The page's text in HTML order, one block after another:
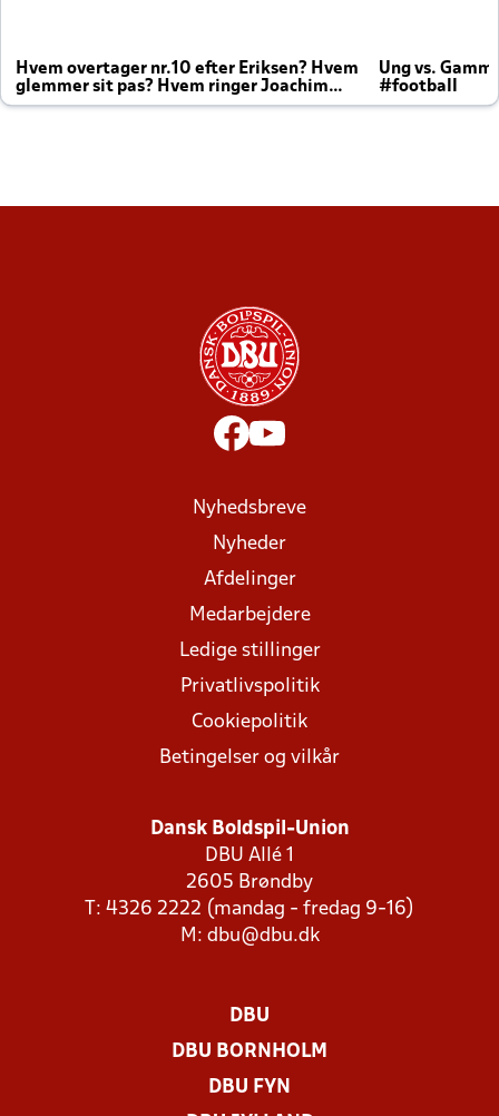
Hvem overtager nr.10 efter Eriksen? Hvem
glemmer sit pas? Hvem ringer Joachim
altid til efter kampe?
Ung vs.
#football
Nyhedsbreve
Nyheder
Afdelinger
Medarbejdere
Ledige stillinger
Privatlivspolitik
Cookiepolitik
Betingelser og vilkår
Dansk Boldspil-Union
DBU Allé 1
2605 Brøndby
T: 4326 2222 (mandag - fredag 9-16)
M: dbu@dbu.dk
DBU
DBU BORNHOLM
DBU FYN